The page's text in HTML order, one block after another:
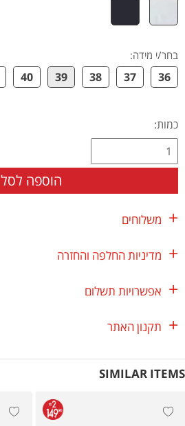
בחר/י מידה:
36
37
38
39
40
כמות:
הוספה לסל
משלוחים
מדיניות החלפה והחזרה
אפשרויות תשלום
תקנון האתר
SIMILAR ITEMS